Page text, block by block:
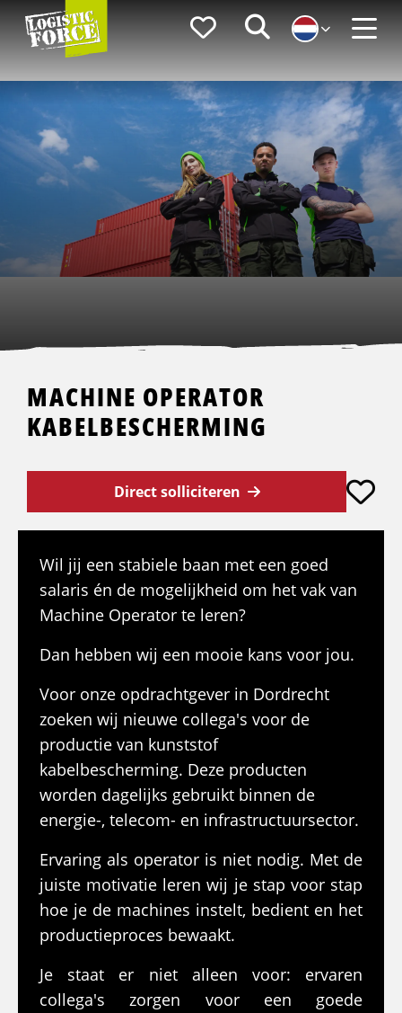
Logistic
Force
FavorietenZoeken
MACHINE OPERATOR
KABELBESCHERMING
Direct solliciteren
Wil jij een stabiele baan met een goed
salaris én de mogelijkheid om het vak van
Machine Operator te leren?
Dan hebben wij een mooie kans voor jou.
Voor onze opdrachtgever in Dordrecht
zoeken wij nieuwe collega's voor de
productie van kunststof
kabelbescherming. Deze producten
worden dagelijks gebruikt binnen de
energie-, telecom- en infrastructuursector.
Ervaring als operator is niet nodig. Met de
juiste motivatie leren wij je stap voor stap
hoe je de machines instelt, bedient en het
productieproces bewaakt.
Je staat er niet alleen voor: ervaren
collega's zorgen voor een goede